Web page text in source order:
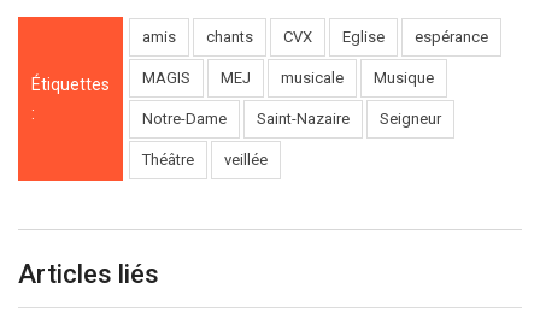
Étiquettes
:
amis chants CVX Eglise espérance
MAGIS MEJ musicale Musique
Notre-Dame Saint-Nazaire Seigneur
Théâtre veillée
Articles liés